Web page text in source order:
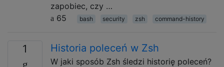
zapobiec, czy …
65
bash security zsh command-history
1 Historia poleceń w Zsh
W jaki sposób Zsh śledzi historię poleceń?